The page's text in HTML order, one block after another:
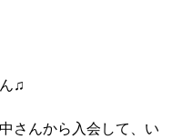
♫
さんから入会して、い